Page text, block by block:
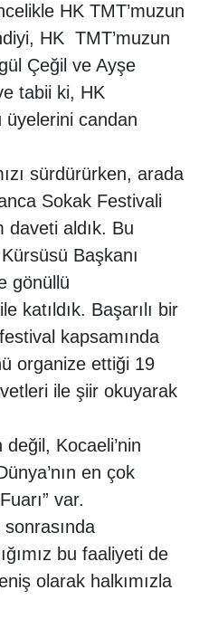
HK TMT’muzun
HK TMT’muzun
Çeğil ve Ayşe
tabii ki, HK
üyelerini candan
sürdürürken, arada
Sokak Festivali
daveti aldık. Bu
Başkanı
gönüllü
katıldık. Başarılı bir
kapsamında
organize ettiği 19
ile şiir okuyarak
Kocaeli’nin
en çok
var.
bu faaliyeti de
olarak halkımızla